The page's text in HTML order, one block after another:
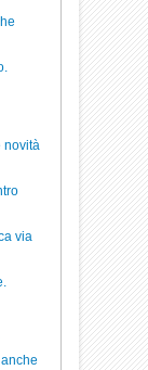
novità
via